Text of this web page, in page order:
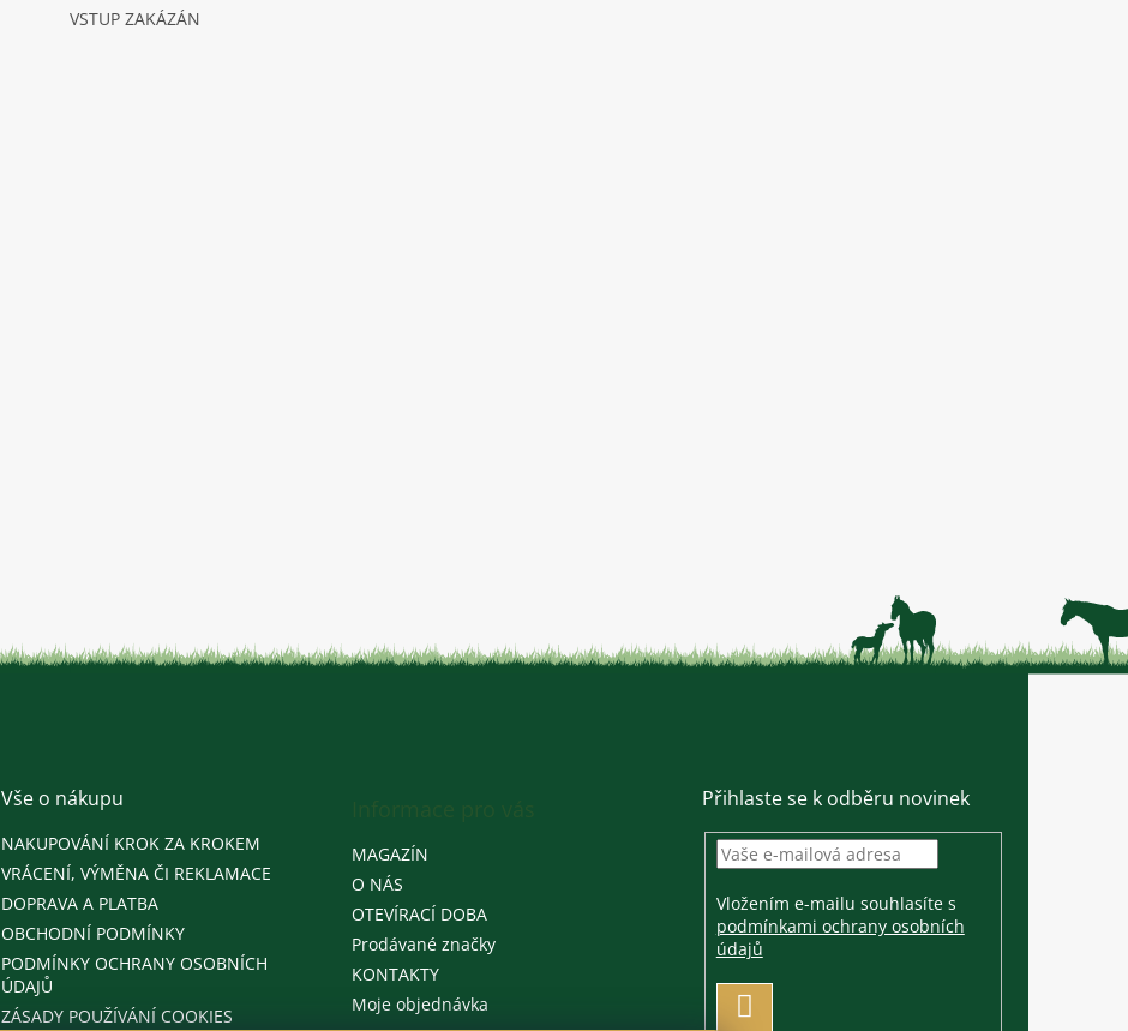
VSTUP ZAKÁZÁN
Vše o nákupu
NAKUPOVÁNÍ KROK ZA KROKEM
VRÁCENÍ, VÝMĚNA ČI REKLAMACE
DOPRAVA A PLATBA
OBCHODNÍ PODMÍNKY
PODMÍNKY OCHRANY OSOBNÍCH
ÚDAJŮ
ZÁSADY POUŽÍVÁNÍ COOKIES
MAGAZÍN
O NÁS
OTEVÍRACÍ DOBA
Prodávané značky
KONTAKTY
Moje objednávka
Přihlaste se k odběru novinek
Vložením e-mailu souhlasíte s
podmínkami ochrany osobních
údajů